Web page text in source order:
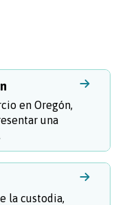
en Oregón,
una
la custodia,